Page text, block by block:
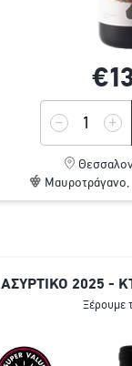
ΑΣΥΡΤΙΚΟ 2025 -
Ξέρουμε